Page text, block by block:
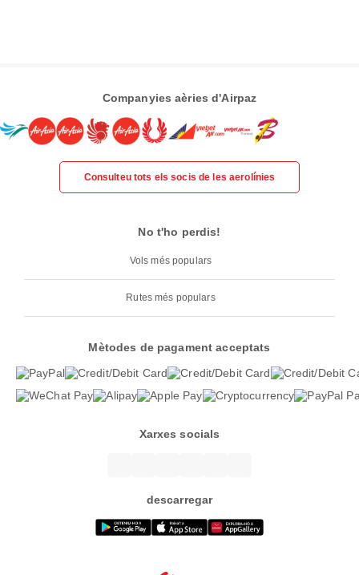
Companyies aèries d'Airpaz
Consulteu tots els socis de les aerolínies
No t'ho perdis!
Vols més populars
Rutes més populars
Mètodes de pagament acceptats
Xarxes socials
descarregar